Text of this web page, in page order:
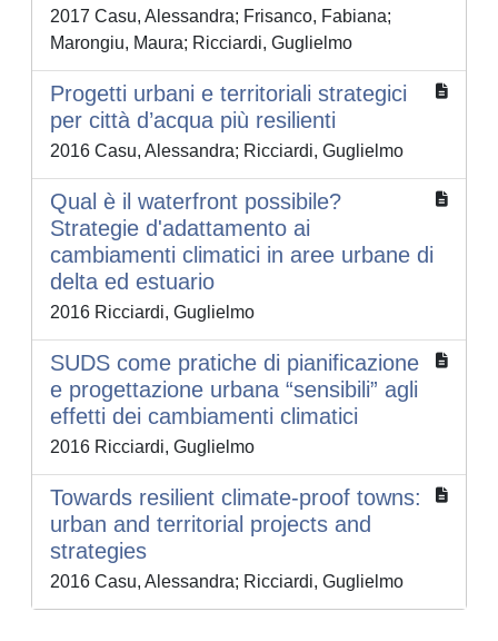
2017 Casu, Alessandra; Frisanco, Fabiana;
Marongiu, Maura; Ricciardi, Guglielmo
Progetti urbani e territoriali strategici
per città d’acqua più resilienti
2016 Casu, Alessandra; Ricciardi, Guglielmo
Qual è il waterfront possibile?
Strategie d'adattamento ai
cambiamenti climatici in aree urbane di
delta ed estuario
2016 Ricciardi, Guglielmo
SUDS come pratiche di pianificazione
e progettazione urbana “sensibili” agli
effetti dei cambiamenti climatici
2016 Ricciardi, Guglielmo
Towards resilient climate-proof towns:
urban and territorial projects and
strategies
2016 Casu, Alessandra; Ricciardi, Guglielmo